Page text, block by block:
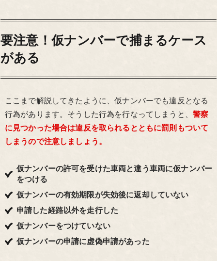
要注意！仮ナンバーで捕まるケース
がある
ここまで解説してきたように、仮ナンバーでも違反となる
行為があります。そうした行為を行なってしまうと、 警察
に見つかった場合は違反を取られるとともに罰則もついて
しまうので注意しましょう。
仮ナンバーの許可を受けた車両と違う車両に仮ナンバー
をつける
仮ナンバーの有効期限が失効後に返却していない
申請した経路以外を走行した
仮ナンバーをつけていない
仮ナンバーの申請に虚偽申請があった